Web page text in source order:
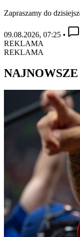
Zapraszamy do
09.08.2026, 07:25 •
REKLAMA
REKLAMA
NAJNOWSZE